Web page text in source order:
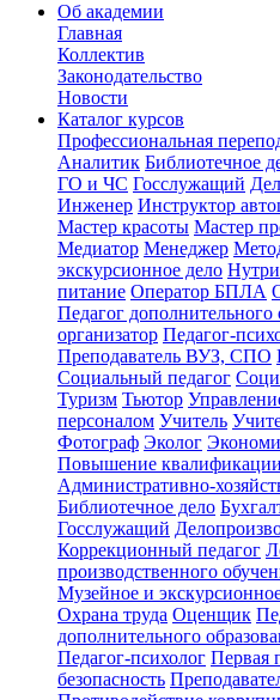
Об академии
Главная
Коллектив
Законодательство
Новости
Каталог курсов
Профессиональная
Аналитик Библиотечное
ГО и ЧС Госслужащий
Инженер Инструктор
Мастер красоты Мастер
Медиатор Менеджер
экскурсионное дело
питание Оператор БПЛА
Педагог дополнительного
организатор Педагог-
Преподаватель ВУЗ, СПО
Социальный педагог
Туризм Тьютор
персоналом Учитель
Фотограф Эколог
Повышение квалификации
Административно-
Библиотечное дело
Госслужащий
Коррекционный педагог
производственного
Музейное и
Охрана труда Оценщик
дополнительного
Педагог-психолог Первая
безопасность